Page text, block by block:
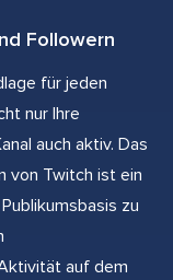
Followern
für jeden
nur Ihre
auch aktiv. Das
von Twitch ist ein
zu
auf dem